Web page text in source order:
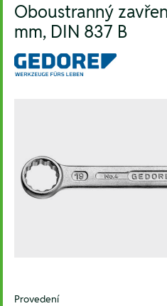
Oboustranný
mm, DIN 837 B
Provedení